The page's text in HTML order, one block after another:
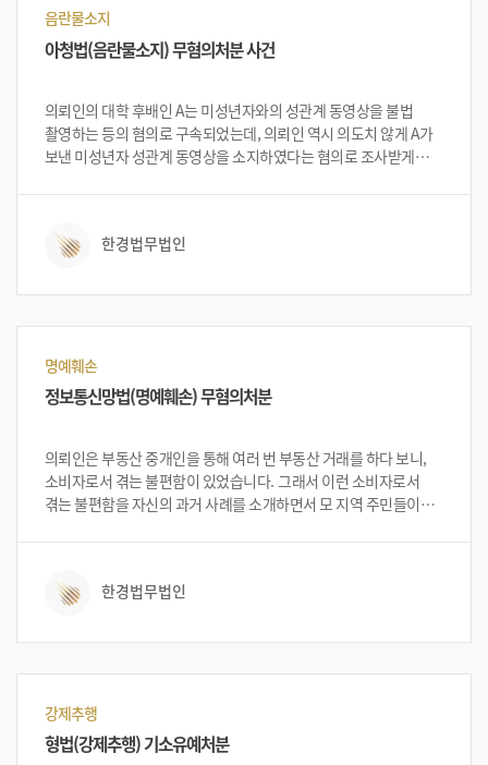
음란물소지
아청법(음란물소지) 무혐의처분 사건
의뢰인의 대학 후배인 A는 미성년자와의 성관계 동영상을 불법
촬영하는 등의 혐의로 구속되었는데, 의뢰인 역시 의도치 않게 A가
보낸 미성년자 성관계 동영상을 소지하였다는 혐의로 조사받게
한경법무법인
명예훼손
정보통신망법(명예훼손) 무혐의처분
의뢰인은 부동산 중개인을 통해 여러 번 부동산 거래를 하다 보니,
소비자로서 겪는 불편함이 있었습니다. 그래서 이런 소비자로서
겪는 불편함을 자신의 과거 사례를 소개하면서 모 지역 주민들이
사례 당사자인 모 공인중개사로부터 허위사실 명예훼손으로
한경법무법인
강제추행
형법(강제추행) 기소유예처분